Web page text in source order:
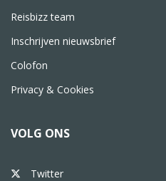
Reisbizz team
Inschrijven nieuwsbrief
Colofon
Privacy & Cookies
VOLG ONS
Twitter